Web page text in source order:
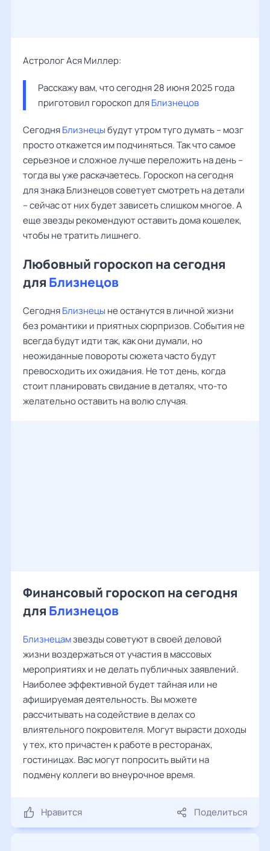
Астролог Ася Миллер:
Расскажу вам, что сегодня 28 июня 2025 года
приготовил гороскоп для Близнецов
СегодняБлизнецыбудут утром туго думать – мозг
просто откажется им подчиняться. Так что самое
серьезное и сложное лучше переложить на день –
тогда вы уже раскачаетесь. Гороскоп на сегодня
для знака Близнецов советует смотреть на детали
– сейчас от них будет зависеть слишком многое. А
еще звезды рекомендуют оставить дома кошелек,
чтобы не тратить лишнего.
Любовный гороскоп на сегодня
для Близнецов
СегодняБлизнецы не останутся в личной жизни
без романтики и приятных сюрпризов. События не
всегда будут идти так, как они думали, но
неожиданные повороты сюжета часто будут
превосходить их ожидания. Не тот день, когда
стоит планировать свидание в деталях, что-то
желательно оставить на волю случая.
Финансовый гороскоп на сегодня
для Близнецов
Близнецамзвезды советуют в своей деловой
жизни воздержаться от участия в массовых
мероприятиях и не делать публичных заявлений.
Наиболее эффективной будет тайная или не
афишируемая деятельность. Вы можете
рассчитывать на содействие в делах со
влиятельного покровителя. Могут вырасти доходы
у тех, кто причастен к работе в ресторанах,
гостиницах. Вас могут попросить выйти на
подмену коллеги во внеурочное время.
Нравится Поделиться